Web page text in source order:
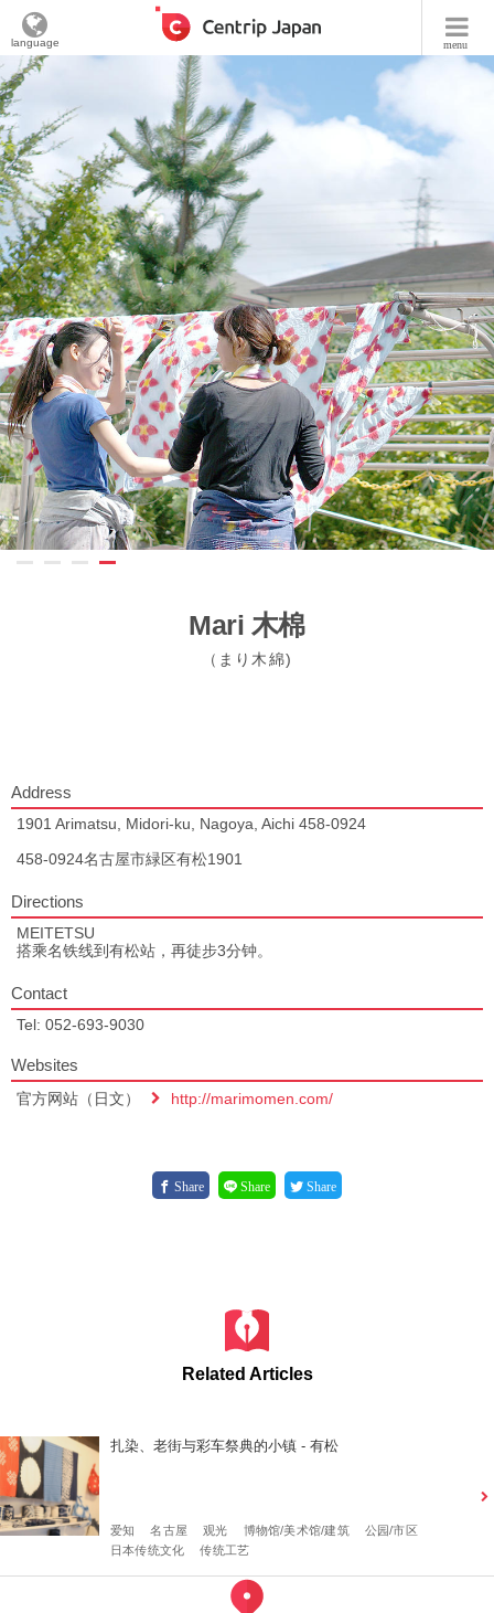
menu
language
Mari 木棉
（まり木綿)
Address
1901 Arimatsu, Midori-ku, Nagoya, Aichi 458-0924
458-0924名古屋市緑区有松1901
Directions
MEITETSU
搭乘名铁线到有松站，再徒步3分钟。
Contact
Tel: 052-693-9030
Websites
官方网站（日文） http://marimomen.com/
Share Share Share
Related Articles
扎染、老街与彩车祭典的小镇 - 有松
爱知 名古屋 观光 博物馆/美术馆/建筑
公园/市区
日本传统文化
传统工艺